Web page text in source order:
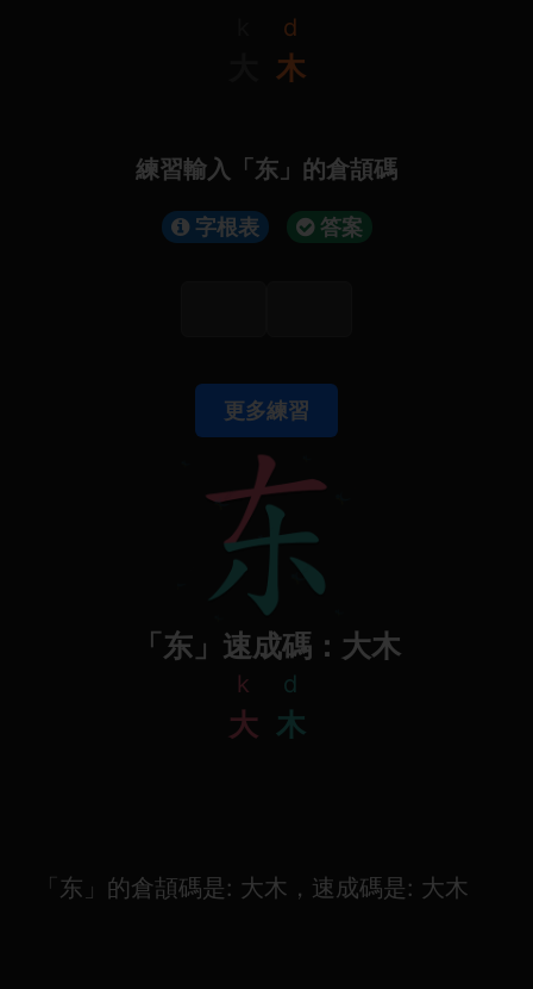
d
木
練習輸入「东」的倉頡碼
字根表 答案
更多練習
「东」速成碼：大木
k
大
d
木
「东」的倉頡碼是: 大木，速成碼是: 大木